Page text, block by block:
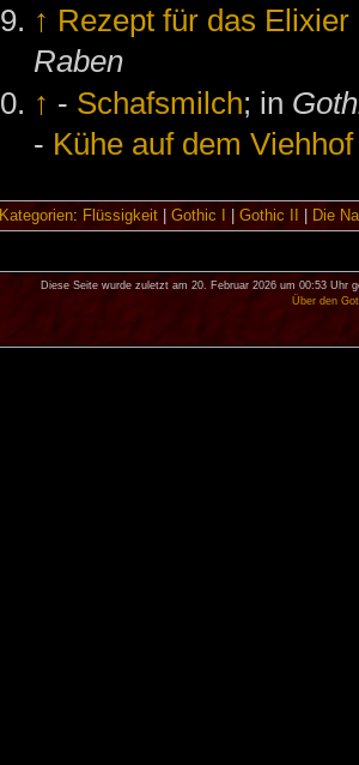
↑ Rezept für das
Raben
↑ - Schafsmilch; in
- Kühe auf dem
Kategorien: Flüssigkeit| Gothic I Gothic II Die
Diese Seite wurde zuletzt am 20. Februar 2026 um 00:53 Uhr
Über den